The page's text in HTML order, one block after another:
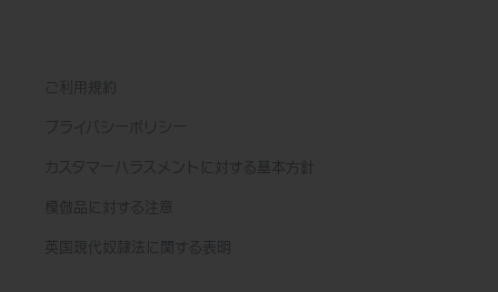
ご利用規約
プライバシーポリシー
カスタマーハラスメントに対する基本方針
模倣品に対する注意
英国現代奴隷法に関する表明